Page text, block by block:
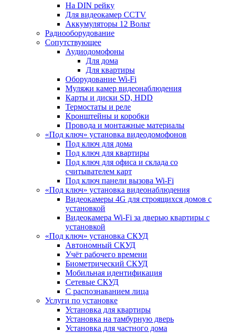
На DIN рейку
Для видеокамер CCTV
Аккумуляторы 12 Вольт
Радиооборудование
Сопутствующее
Аудиодомофоны
Для дома
Для квартиры
Оборудование Wi-Fi
Муляжи камер видеонаблюдения
Карты и диски SD, HDD
Термостаты и реле
Кронштейны и коробки
Провода и монтажные материалы
«Под ключ» установка видеодомофонов
Под ключ для дома
Под ключ для квартиры
Под ключ для офиса и склада со
считывателем карт
Под ключ панели вызова Wi-Fi
«Под ключ» установка видеонаблюдения
Видеокамеры 4G для строящихся домов с
установкой
Видеокамера Wi-Fi за дверью квартиры с
установкой
«Под ключ» установка СКУД
Автономный СКУД
Учёт рабочего времени
Биометрический СКУД
Мобильная идентификация
Сетевые СКУД
С распознаванием лица
Услуги по установке
Установка для квартиры
Установка на тамбурную дверь
Установка для частного дома